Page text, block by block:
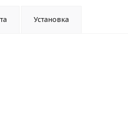
Установка